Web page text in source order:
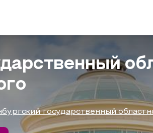
государственный